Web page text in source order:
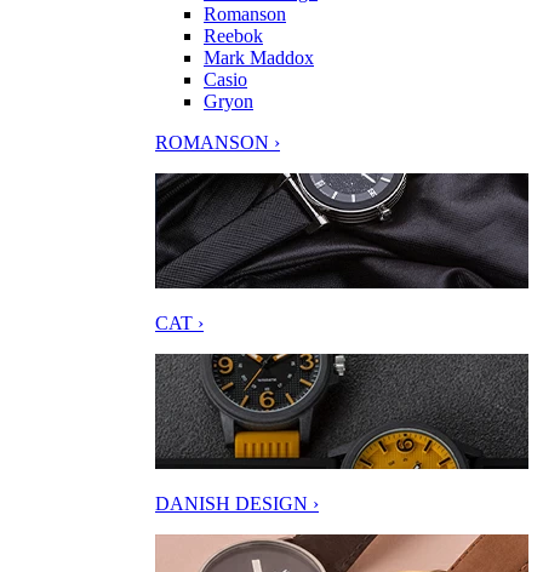
Romanson
Reebok
Mark Maddox
Casio
Gryon
ROMANSON ›
CAT ›
DANISH DESIGN ›